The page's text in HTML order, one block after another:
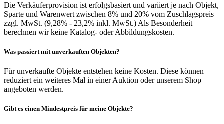
Die Verkäuferprovision ist erfolgsbasiert und variiert je nach Objekt,
Sparte und Warenwert zwischen 8% und 20% vom Zuschlagspreis
zzgl. MwSt. (9,28% - 23,2% inkl. MwSt.) Als Besonderheit
berechnen wir keine Katalog- oder Abbildungskosten.
Was passiert mit unverkauften Objekten?
Für unverkaufte Objekte entstehen keine Kosten. Diese können
reduziert ein weiteres Mal in einer Auktion oder unserem Shop
angeboten werden.
Gibt es einen Mindestpreis für meine Objekte?